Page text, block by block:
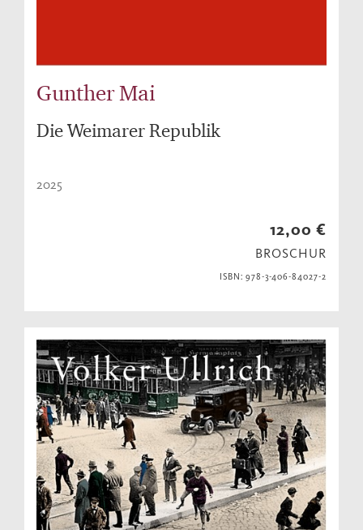
Gunther Mai
Die Weimarer Republik
2025
12,00 €
BROSCHUR
ISBN: 978-3-406-84027-2